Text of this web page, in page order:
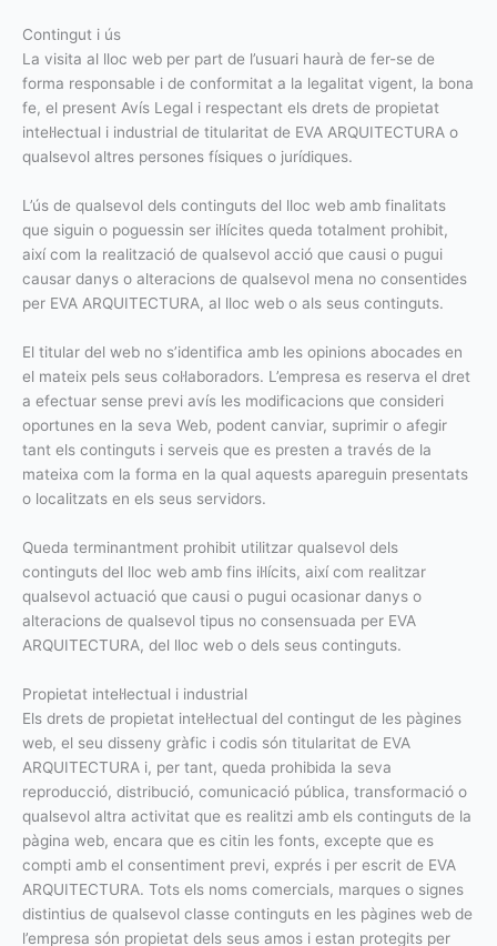
Contingut i ús
La visita al lloc web per part de l’usuari haurà de fer-se de
forma responsable i de conformitat a la legalitat vigent, la bona
fe, el present Avís Legal i respectant els drets de propietat
intel·lectual i industrial de titularitat de EVA ARQUITECTURA o
qualsevol altres persones físiques o jurídiques.
L’ús de qualsevol dels continguts del lloc web amb finalitats
que siguin o poguessin ser il·lícites queda totalment prohibit,
així com la realització de qualsevol acció que causi o pugui
causar danys o alteracions de qualsevol mena no consentides
per EVA ARQUITECTURA, al lloc web o als seus continguts.
El titular del web no s’identifica amb les opinions abocades en
el mateix pels seus col·laboradors. L’empresa es reserva el dret
a efectuar sense previ avís les modificacions que consideri
oportunes en la seva Web, podent canviar, suprimir o afegir
tant els continguts i serveis que es presten a través de la
mateixa com la forma en la qual aquests apareguin presentats
o localitzats en els seus servidors.
Queda terminantment prohibit utilitzar qualsevol dels
continguts del lloc web amb fins il·lícits, així com realitzar
qualsevol actuació que causi o pugui ocasionar danys o
alteracions de qualsevol tipus no consensuada per EVA
ARQUITECTURA, del lloc web o dels seus continguts.
Propietat intel·lectual i industrial
Els drets de propietat intel·lectual del contingut de les pàgines
web, el seu disseny gràfic i codis són titularitat de EVA
ARQUITECTURA i, per tant, queda prohibida la seva
reproducció, distribució, comunicació pública, transformació o
qualsevol altra activitat que es realitzi amb els continguts de la
pàgina web, encara que es citin les fonts, excepte que es
compti amb el consentiment previ, exprés i per escrit de EVA
ARQUITECTURA. Tots els noms comercials, marques o signes
distintius de qualsevol classe continguts en les pàgines web de
l’empresa són propietat dels seus amos i estan protegits per